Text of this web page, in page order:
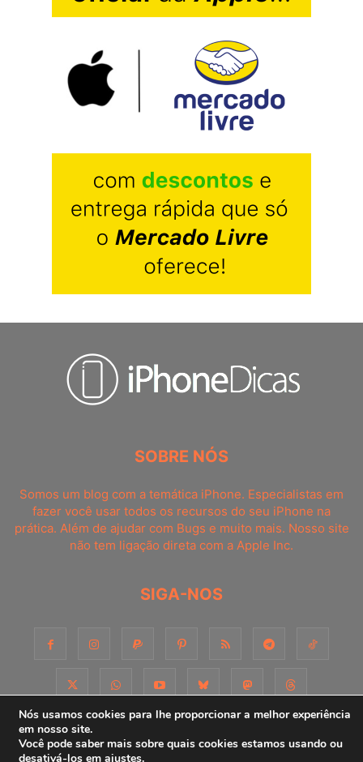
SOBRE NÓS
Somos um blog com a temática iPhone. Especialistas em
fazer você usar todos os recursos do seu iPhone na
prática. Além de ajudar com Bugs e muito mais. Nosso site
não tem ligação direta com a Apple Inc.
SIGA-NOS
Sobre Contato Apoie-nos!
Nós usamos cookies para lhe proporcionar a melhor experiência
em nosso site.
Você pode saber mais sobre quais cookies estamos usando ou
desativá-los em ajustes.